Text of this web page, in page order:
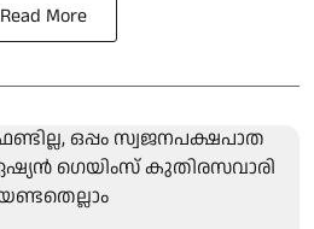
Read More